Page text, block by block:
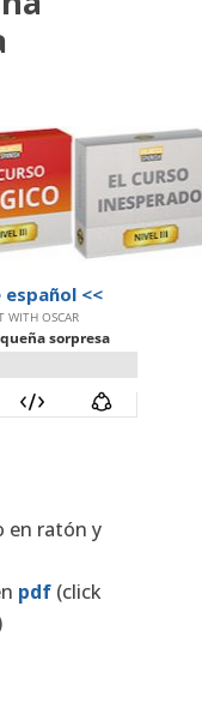
español <<
en ratón y
pdf(click